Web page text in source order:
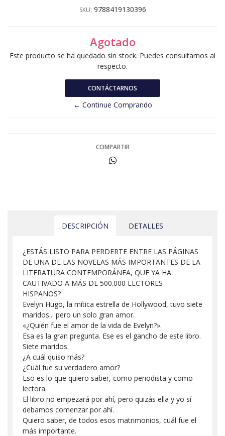
SKU: 9788419130396
Agotado
Este producto se ha quedado sin stock. Puedes consultarnos al
respecto.
CONTÁCTARNOS
← Continue Comprando
COMPARTIR
DESCRIPCIÓN DETALLES
¿ESTÁS LISTO PARA PERDERTE ENTRE LAS PÁGINAS
DE UNA DE LAS NOVELAS MÁS IMPORTANTES DE LA
LITERATURA CONTEMPORÁNEA, QUE YA HA
CAUTIVADO A MÁS DE 500.000 LECTORES
HISPANOS?
Evelyn Hugo, la mítica estrella de Hollywood, tuvo siete
maridos... pero un solo gran amor.
«¿Quién fue el amor de la vida de Evelyn?».
Esa es la gran pregunta. Ese es el gancho de este libro.
Siete maridos.
¿A cuál quiso más?
¿Cuál fue su verdadero amor?
Eso es lo que quiero saber, como periodista y como
lectora.
El libro no empezará por ahí, pero quizás ella y yo sí
debamos comenzar por ahí.
Quiero saber, de todos esos matrimonios, cuál fue el
más importante.